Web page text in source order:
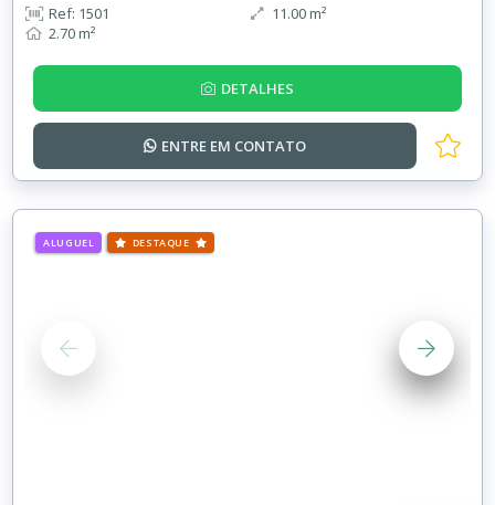
Ref: 1501
2.70 m²
11.00 m²
DETALHES
ENTRE EM CONTATO
ALUGUEL DESTAQUE